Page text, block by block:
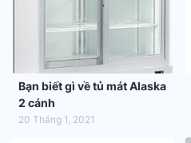
Bạn biết gì về tủ mát Alaska
2 cánh
20 Tháng 1, 2021